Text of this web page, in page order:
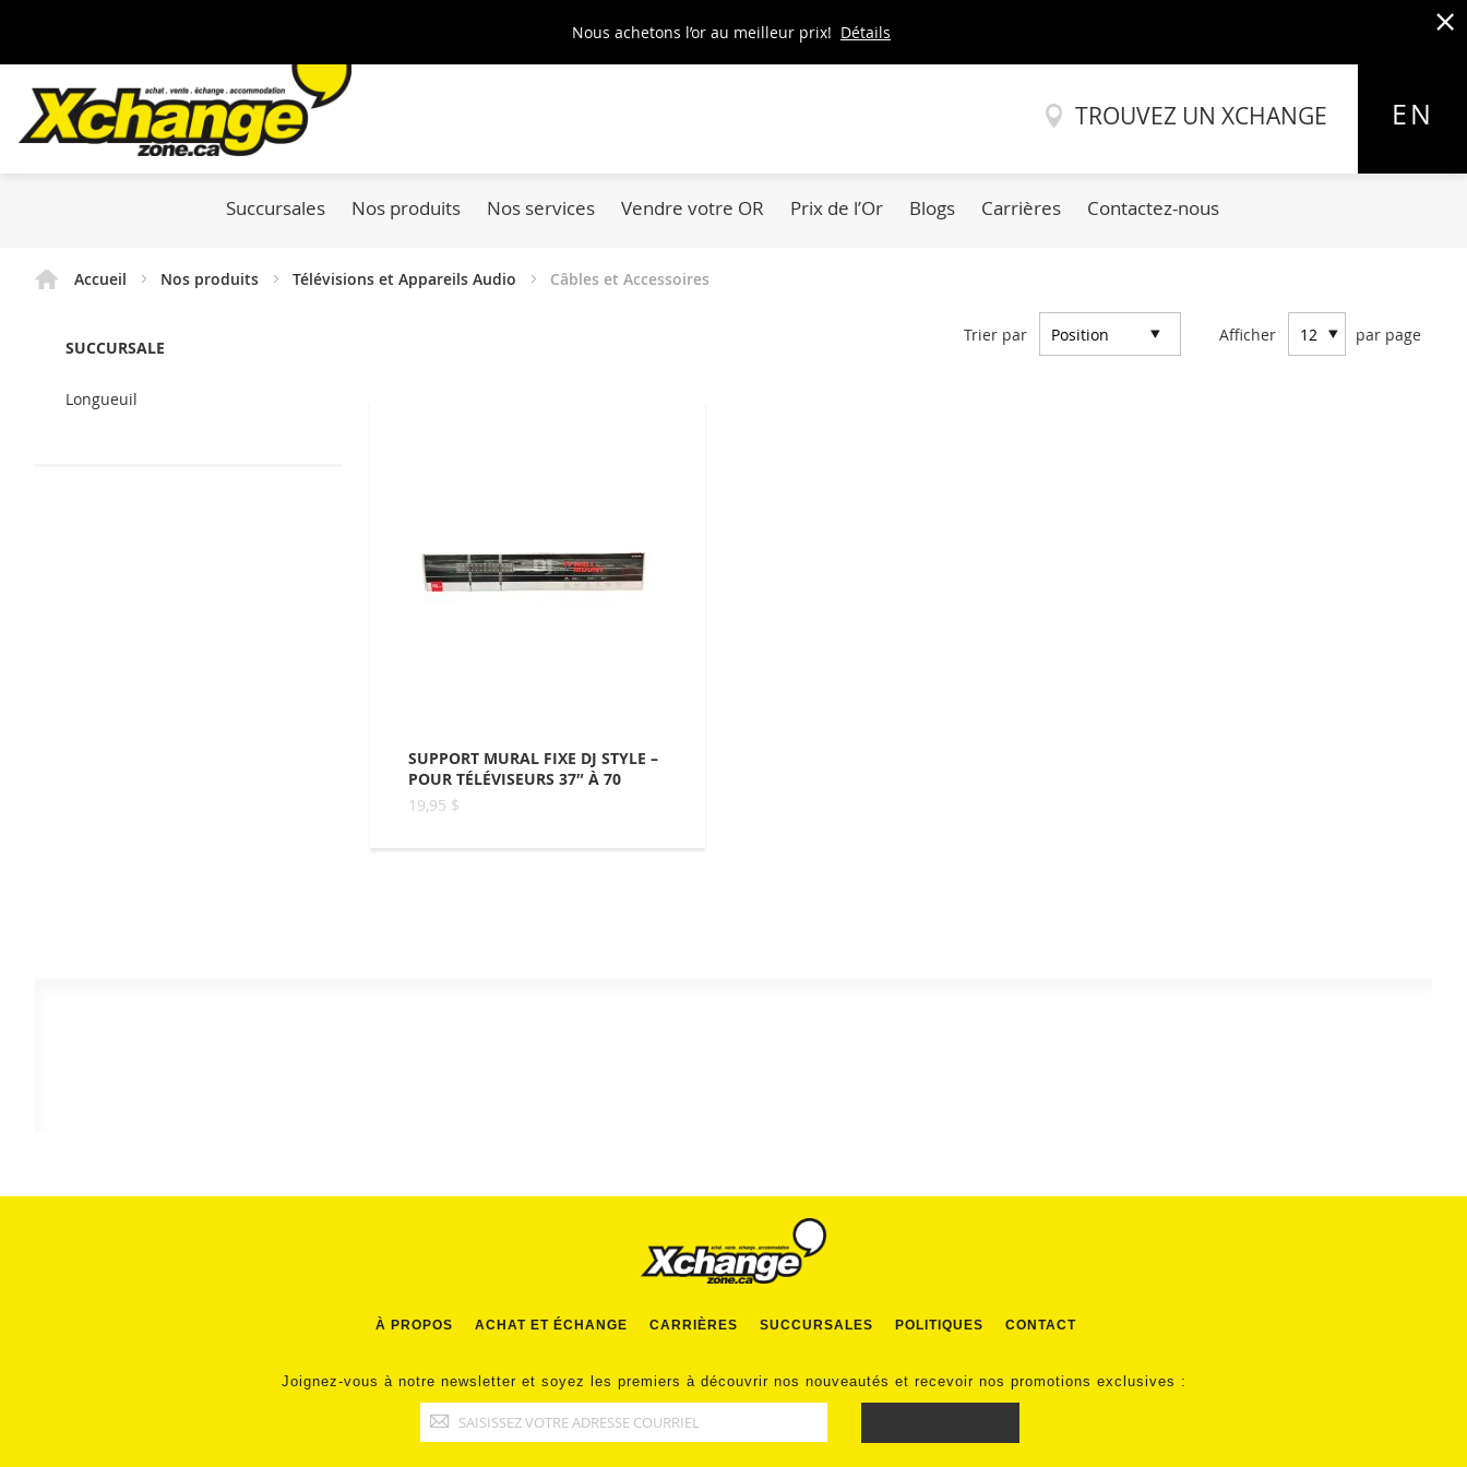
Nous achetons l’or au meilleur prix! Détails
TROUVEZ UN XCHANGE
contenu
EN
Succursales Nos produits Nos services Vendre votre OR Prix de l’Or Blogs Carrières Contactez-nous
Accueil Nos produits Télévisions et Appareils Audio Câbles et Accessoires
Afficher par page
Trier par
SUPPORT MURAL FIXE DJ STYLE –
POUR TÉLÉVISEURS 37″ À 70
19,95 $
SUCCURSALE
Longueuil
À PROPOS ACHAT ET ÉCHANGE CARRIÈRES SUCCURSALES POLITIQUES CONTACT
Joignez-vous à notre newsletter et soyez les premiers à découvrir nos nouveautés et recevoir nos promotions exclusives :